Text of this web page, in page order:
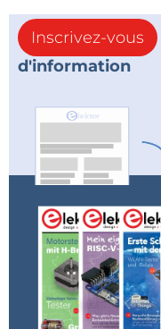
Inscrivez-vous
d'information